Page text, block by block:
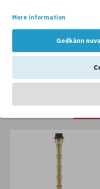
More information
Godkänn
NYHETER